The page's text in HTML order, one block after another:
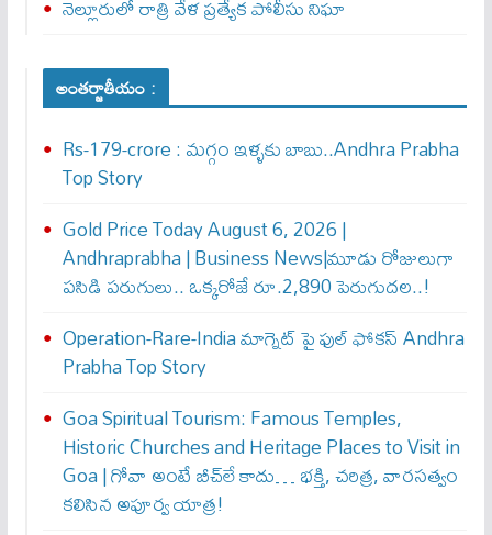
నెల్లూరులో రాత్రి వేళ ప్రత్యేక పోలీసు నిఘా
అంతర్జాతీయం :
Rs-179-crore : మ‌గ్గం ఇళ్ళ‌కు బాబు..Andhra Prabha
Top Story
Gold Price Today August 6, 2026 |
Andhraprabha | Business News|మూడు రోజులుగా
పసిడి పరుగులు.. ఒక్కరోజే రూ.2,890 పెరుగుద‌ల‌..!
Operation-Rare-India మాగ్నెట్ పై ఫుల్ ఫోక‌స్ Andhra
Prabha Top Story
Goa Spiritual Tourism: Famous Temples,
Historic Churches and Heritage Places to Visit in
Goa | గోవా అంటే బీచ్‌లే కాదు… భక్తి, చరిత్ర, వారసత్వం
కలిసిన అపూర్వ యాత్ర!